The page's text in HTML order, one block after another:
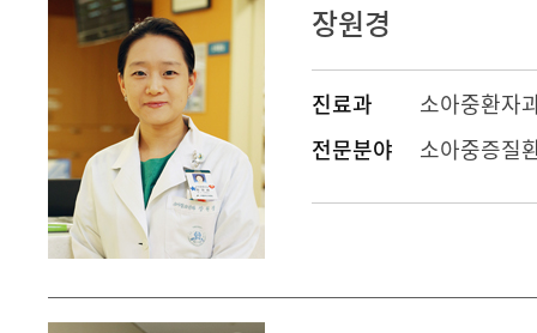
장원경
진료과
소아중환자
전문분야
소아중증질